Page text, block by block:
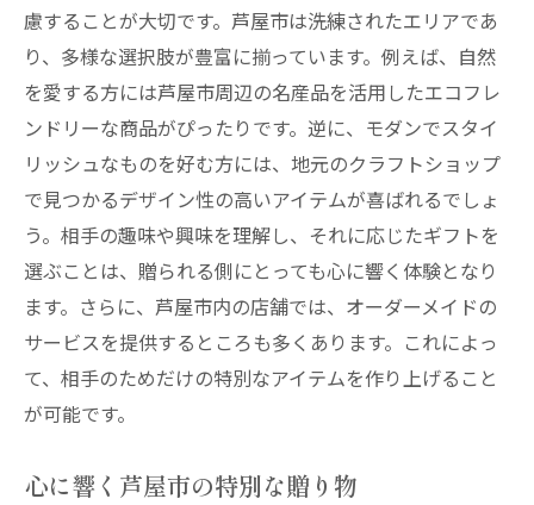
慮することが大切です。芦屋市は洗練されたエリアであ
り、多様な選択肢が豊富に揃っています。例えば、自然
を愛する方には芦屋市周辺の名産品を活用したエコフレ
ンドリーな商品がぴったりです。逆に、モダンでスタイ
リッシュなものを好む方には、地元のクラフトショップ
で見つかるデザイン性の高いアイテムが喜ばれるでしょ
う。相手の趣味や興味を理解し、それに応じたギフトを
選ぶことは、贈られる側にとっても心に響く体験となり
ます。さらに、芦屋市内の店舗では、オーダーメイドの
サービスを提供するところも多くあります。これによっ
て、相手のためだけの特別なアイテムを作り上げること
が可能です。
心に響く芦屋市の特別な贈り物